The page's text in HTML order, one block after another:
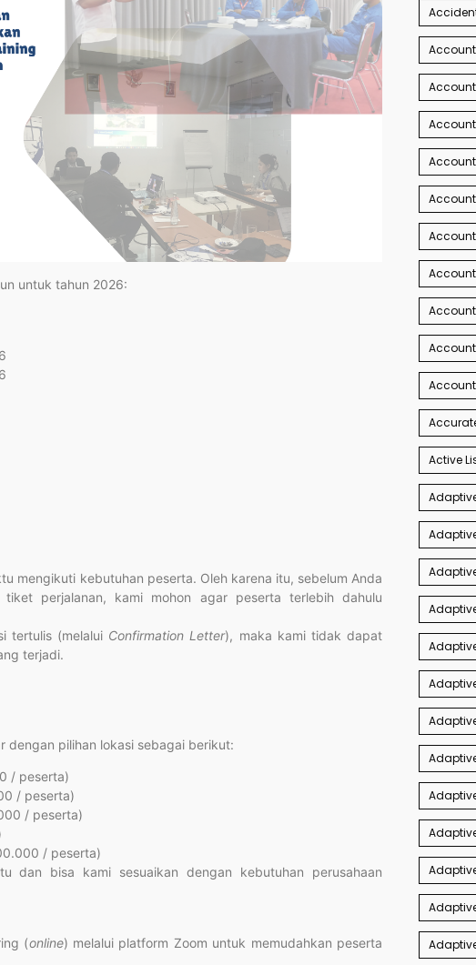
untuk tahun 2026:
mengikuti kebutuhan peserta. Oleh karena itu, sebelum Anda
perjalanan, kami mohon agar peserta terlebih dahulu
tertulis (melalui Confirmation Letter), maka kami tidak dapat
terjadi.
dengan pilihan lokasi sebagai berikut:
/ peserta)
/ peserta)
/ peserta)
/ peserta)
dan bisa kami sesuaikan dengan kebutuhan perusahaan
(online) melalui platform Zoom untuk memudahkan peserta
Active